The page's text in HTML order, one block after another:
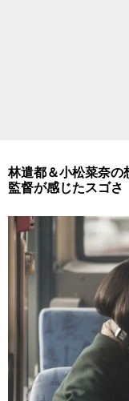
林遣都＆小松菜奈の
監督が感じたスゴさ